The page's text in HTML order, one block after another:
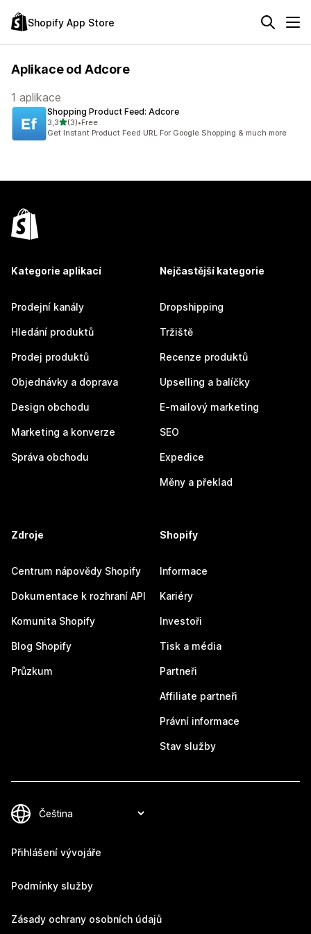
Shopify App Store
Aplikace od Adcore
1 aplikace
Shopping Product Feed: Adcore
3,3z 5 hvězd
(3)
Celkový počet recenzí: 3
•Free
Get Instant Product Feed URL For Google Shopping & much more
Kategorie aplikací
Prodejní kanály
Hledání produktů
Prodej produktů
Objednávky a doprava
Design obchodu
Marketing a konverze
Správa obchodu
Nejčastější kategorie
Dropshipping
Tržiště
Recenze produktů
Upselling a balíčky
E-mailový marketing
SEO
Expedice
Měny a překlad
Zdroje
Centrum nápovědy Shopify
Dokumentace k rozhraní API
Komunita Shopify
Blog Shopify
Průzkum
Shopify
Informace
Kariéry
Investoři
Tisk a média
Partneři
Affiliate partneři
Právní informace
Stav služby
Přihlášení vývojáře
Podmínky služby
Zásady ochrany osobních údajů